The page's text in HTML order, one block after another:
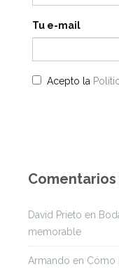
Tu e-mail
Acepto la
David Prieto en
memorable
Armando en Cómo